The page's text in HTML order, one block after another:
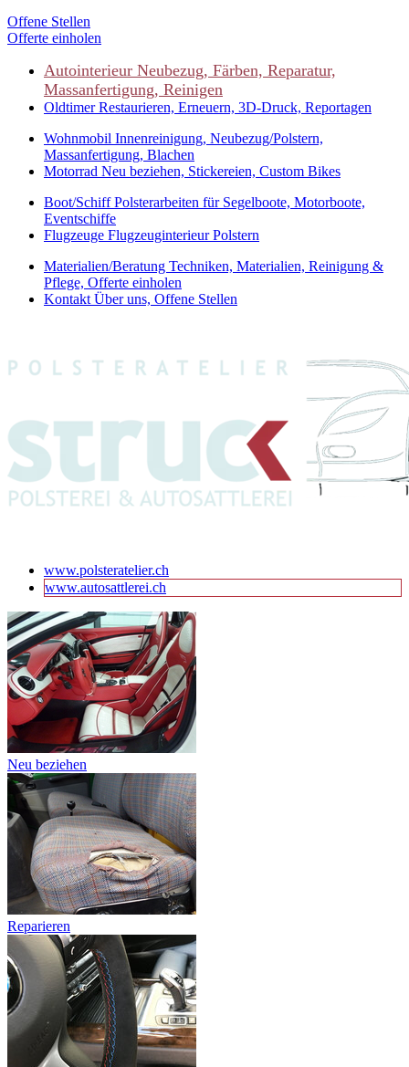
Offene Stellen
Offerte einholen
Autointerieur Neubezug, Färben, Reparatur,
Massanfertigung, Reinigen
OldtimerRestaurieren, Erneuern, 3D-Druck, Reportagen
Wohnmobil Innenreinigung, Neubezug/Polstern,
Massanfertigung, Blachen
Motorrad Neu beziehen, Stickereien, Custom Bikes
Boot/SchiffPolsterarbeiten für Segelboote, Motorboote,
Eventschiffe
Flugzeuge Flugzeuginterieur Polstern
Materialien/Beratung Techniken, Materialien, Reinigung &
Pflege, Offerte einholen
KontaktÜber uns, Offene Stellen
www.polsteratelier.ch
www.autosattlerei.ch
Neu beziehen
Reparieren